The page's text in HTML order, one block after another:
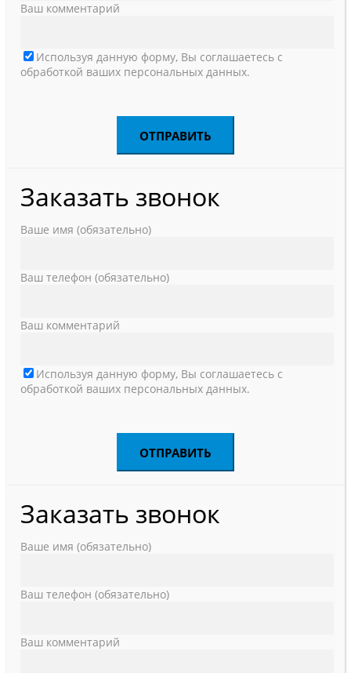
Ваш комментарий
Используя данную форму, Вы соглашаетесь с
обработкой ваших персональных данных.
Заказать звонок
Ваше имя (обязательно)
Ваш телефон (обязательно)
Ваш комментарий
Используя данную форму, Вы соглашаетесь с
обработкой ваших персональных данных.
Заказать звонок
Ваше имя (обязательно)
Ваш телефон (обязательно)
Ваш комментарий